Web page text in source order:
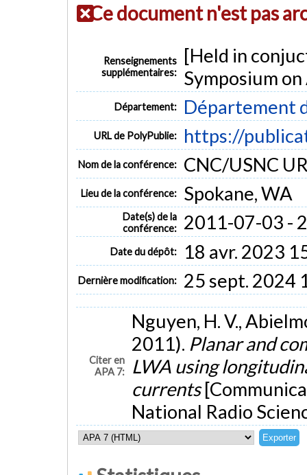
Ce document n'est pas
Renseignements
supplémentaires:
[Held in
Symposium
Département: Département
URL de PolyPublie: https://
Nom de la conférence: CNC/USNC
Lieu de la conférence: Spokane, WA
Date(s) de la
conférence:
2011-07-03 -
Date du dépôt: 18 avr. 2023
Dernière modification: 25 sept. 2024
Citer en
APA 7:
Nguyen, H. V.,
2011). Planar and
LWA using
currents
National Radio